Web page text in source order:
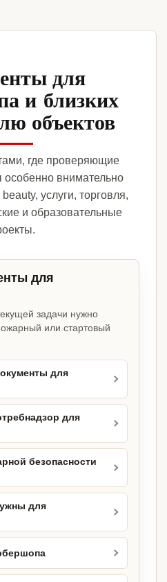
для
и близких
объектов
где проверяющие
особенно внимательно
услуги, торговля,
и образовательные
для
задачи нужно
или стартовый
для
для
безопасности
для